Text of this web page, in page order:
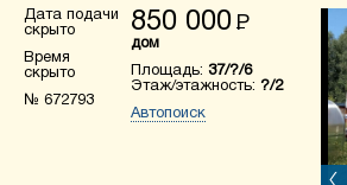
Дата подачи
скрыто
Время
скрыто
№ 672793
850 000 Р
дом
Площадь: 37/?/6
Этаж/этажность: ?/2
Автопоиск